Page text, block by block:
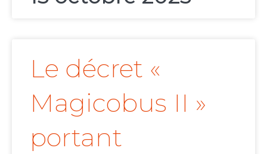
Le décret «
Magicobus II »
portant